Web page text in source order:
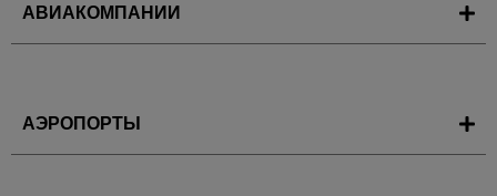
АВИАКОМПАНИИ
АЭРОПОРТЫ